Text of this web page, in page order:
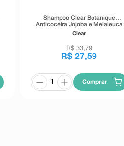
Shampoo Clear Botanique
Anticoceira Jojoba e Melaleuca
400ml
Clear
R$ 33,79
R$ 27,59
Comprar